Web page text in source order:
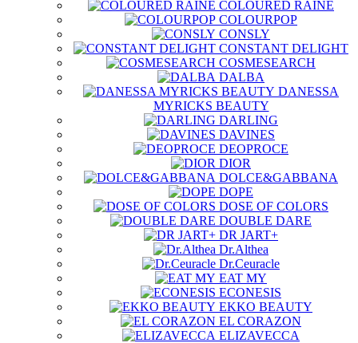
COLOURED RAINE
COLOURPOP
CONSLY
CONSTANT DELIGHT
COSMESEARCH
DALBA
DANESSA
MYRICKS BEAUTY
DARLING
DAVINES
DEOPROCE
DIOR
DOLCE&GABBANA
DOPE
DOSE OF COLORS
DOUBLE DARE
DR JART+
Dr.Althea
Dr.Ceuracle
EAT MY
ECONESIS
EKKO BEAUTY
EL CORAZON
ELIZAVECCA